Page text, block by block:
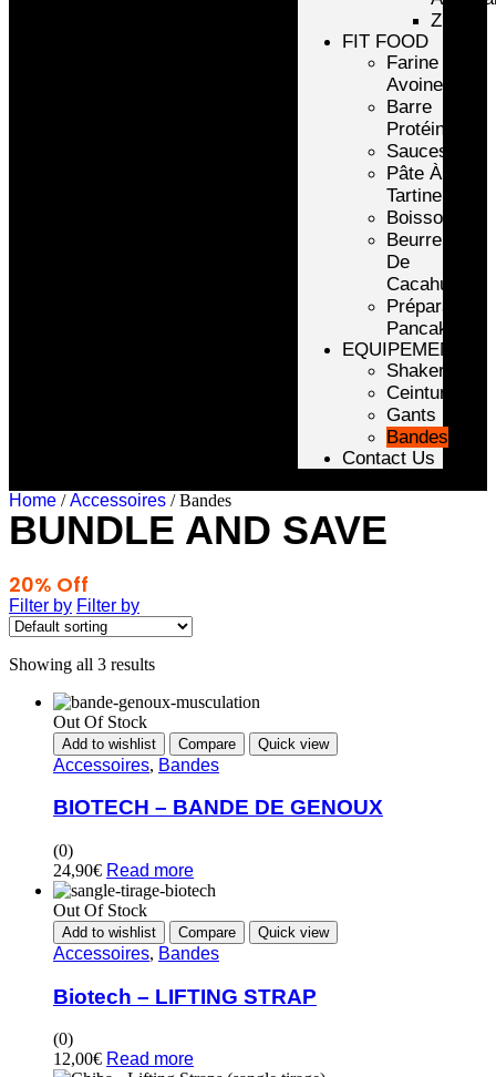
ZMA
FIT FOOD
Farine
Avoine/Riz
Barre
Protéinée
Sauces
Pâte À
Tartiner
Boissons
Beurre
De
Cacahuète
Préparation
Pancake
EQUIPEMENTS
Shakers
Ceintures
Gants
Bandes
Contact Us
Home /Accessoires / Bandes
BUNDLE AND SAVE
20% Off
Filter by Filter by
Showing all 3 results
Out Of Stock
Add to wishlist Compare Quick view
Accessoires, Bandes
BIOTECH – BANDE DE GENOUX
(0)
24,90€ Read more
Out Of Stock
Add to wishlist Compare Quick view
Accessoires, Bandes
Biotech – LIFTING STRAP
(0)
12,00€ Read more